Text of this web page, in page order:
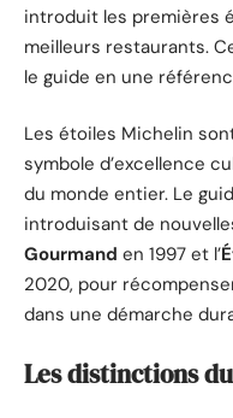
introduit les premières
meilleurs restaurants.
le guide en une
Les étoiles Michelin
symbole d’excellence
du monde entier. Le
introduisant de
Gourmand en 1997 et l’
2020, pour
dans une démarche
Les distinctions